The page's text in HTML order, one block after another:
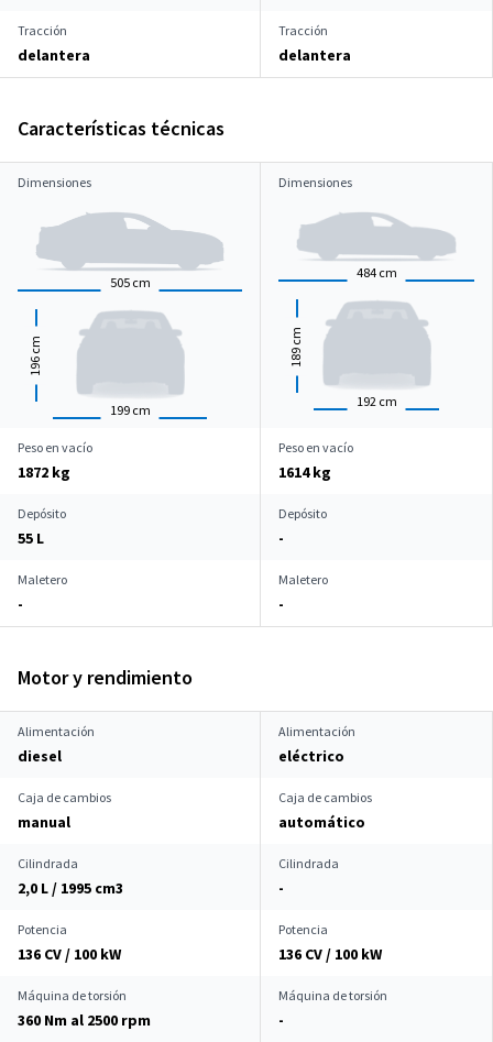
Tracción
delantera
Tracción
delantera
Características técnicas
Dimensiones
505 cm
199 cm
196
cm
Dimensiones
484 cm
192 cm
189
cm
Peso en vacío
1872 kg
Peso en vacío
1614 kg
Depósito
55 L
Depósito
-
Maletero
-
Maletero
-
Motor y rendimiento
Alimentación
diesel
Alimentación
eléctrico
Caja de cambios
manual
Caja de cambios
automático
Cilindrada
2,0 L / 1995 cm3
Cilindrada
-
Potencia
136 CV / 100 kW
Potencia
136 CV / 100 kW
Máquina de torsión
360 Nm al 2500 rpm
Máquina de torsión
-